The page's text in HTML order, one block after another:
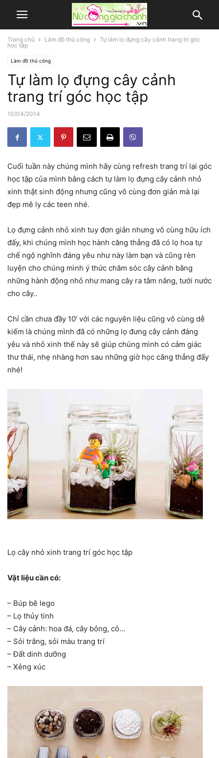
Trang chủ Làm đồ thủ công
Tự làm lọ đựng cây cảnh trang trí góc
học tập
Làm đồ thủ công
Tự làm lọ đựng cây cảnh
trang trí góc học tập
10/04/2014
Cuối tuần này chúng mình hãy cùng refresh trang trí lại góc
học tập của mình bằng cách tự làm lọ đựng cây cảnh nhỏ
xinh thật sinh động nhưng cũng vô cùng đơn giản mà lại
đẹp mê ly các teen nhé.
Lọ đựng cảnh nhỏ xinh tuy đơn giản nhưng vô cùng hữu ích
đấy, khi chúng mình học hành căng thẳng đã có lọ hoa tự
chế ngộ nghĩnh đáng yêu như này làm bạn và cũng rèn
luyện cho chúng mình ý thức chăm sóc cây cảnh bằng
những hành động nhỏ như mang cây ra tắm nắng, tưới nước
cho cây..
Chỉ cần chưa đầy 10′ với các nguyên liệu cũng vô cùng dễ
kiếm là chúng mình đã có những lọ đưng cây cảnh đáng
yêu và nhỏ xinh thế này sẽ giúp chúng mình có cảm giác
thư thái, nhẹ nhàng hơn sau những giờ học căng thẳng đấy
nhé!
Lọ cây nhỏ xinh trang trí góc học tập
Vật liệu cần có:
– Búp bê lego
– Lọ thủy tinh
– Cây cảnh: hoa đá, cây bỏng, cỏ…
– Sỏi trắng, sỏi màu trang trí
– Đất dinh dưỡng
– Xẻng xúc